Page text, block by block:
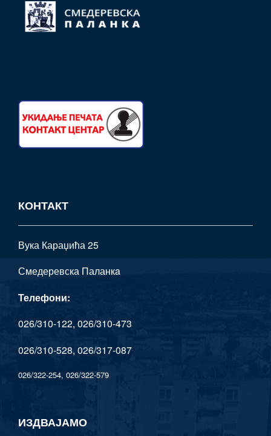
КОНТАКТ
Вука Караџића 25
Смедеревска Паланкa
Телефони:
026/310-122, 026/310-473
026/310-528, 026/317-087
026/322-254, 026/322-579
ИЗДВАЈАМО